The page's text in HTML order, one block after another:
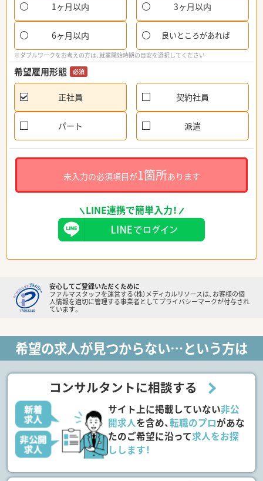
1ヶ月以内 3ヶ月以内
6ヶ月以内 良いところがあれば
※ダブルワークをお考えの方は、就業開始時期の目安を選択してください
希望雇用形態 必須
正社員 契約社員
パート 派遣
未入力の必須項目が1箇所あります
LINE連携で簡単入力！
安心してご登録いただくために
ファルマスタッフを運営する（株）メディカルリソースは、お客様の個
人情報を適切に管理する事業者としてプライバシーマークが付与され
ています。
希望の求人が見つからない…という方は
コンサルタントに相談する
サイト上に掲載していない非公
開求人を含め、転職のプロがあな
たのご希望に沿って求人をお探
しします！